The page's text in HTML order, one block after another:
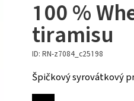
100 %
tiramisu
ID: RN-z7084_c25198
Špičkový syrovátkový